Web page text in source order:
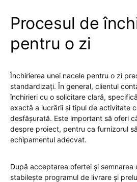
Procesul de
pentru o zi
Închirierea unei nacele pentru o zi
standardizați. În general, clientul
închirieri cu o solicitare clară,
exactă a lucrării și tipul de activitate
desfășurată. Este important să oferi
despre proiect, pentru ca furnizorul
echipamentul adecvat.
După acceptarea ofertei și semnarea
stabilește programul de livrare și